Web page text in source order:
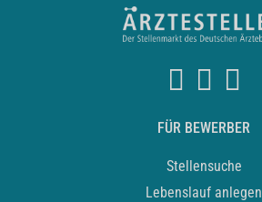
FÜR BEWERBER
Stellensuche
Lebenslauf anlegen